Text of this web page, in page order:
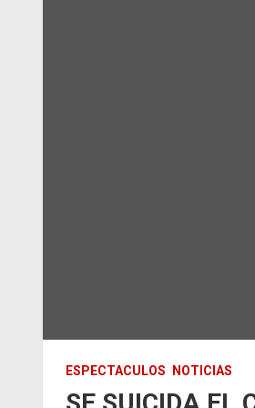
ESPECTACULOS NOTICIAS